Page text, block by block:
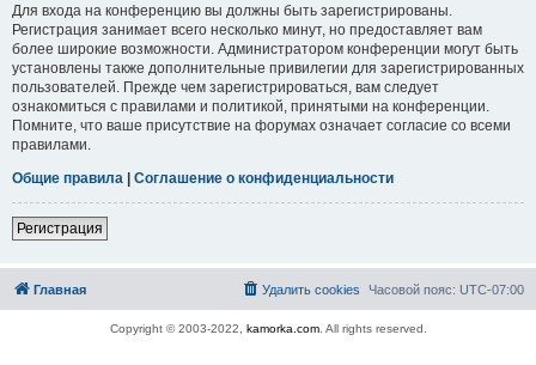
Для входа на конференцию вы должны быть зарегистрированы.
Регистрация занимает всего несколько минут, но предоставляет вам
более широкие возможности. Администратором конференции могут быть
установлены также дополнительные привилегии для зарегистрированных
пользователей. Прежде чем зарегистрироваться, вам следует
ознакомиться с правилами и политикой, принятыми на конференции.
Помните, что ваше присутствие на форумах означает согласие со всеми
правилами.
Общие правила | Соглашение о конфиденциальности
Регистрация
Главная Часовой пояс: UTC-07:00
Удалить cookies
Copyright © 2003-2022, kamorka.com. All rights reserved.